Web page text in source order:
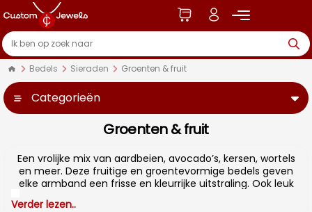
Bedels Sieraden Groenten & fruit
Categorieën
Groenten & fruit
Een vrolijke mix van aardbeien, avocado’s, kersen, wortels
en meer. Deze fruitige en groentevormige bedels geven
elke armband een frisse en kleurrijke uitstraling. Ook leuk
als speels detail aan een sleutelhanger of tas.
Verder lezen..